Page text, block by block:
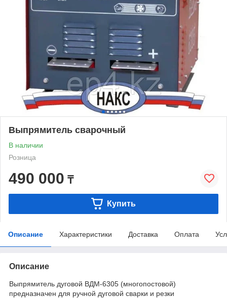
Выпрямитель сварочный
В наличии
Розница
490 000 ₸
Купить
Описание Характеристики Доставка Оплата
Описание
Выпрямитель дуговой ВДМ-6305 (многопостовой)
предназначен для ручной дуговой сварки и резки